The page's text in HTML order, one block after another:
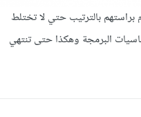
بالترتيب حتي لا تختلط
البرمجة وهكذا حتى تنتهي